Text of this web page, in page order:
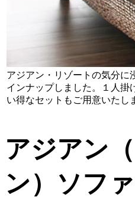
アジアン・リゾートの気分に
インナップしました。１人掛
い得なセットもご用意いたし
アジアン
ン）ソフ